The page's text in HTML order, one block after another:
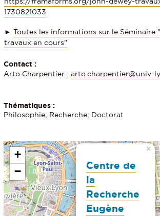
1730821033
►Toutes les informations sur le Séminaire
travaux en cours"
Contact :
Arto Charpentier : arto.charpentier@univ-
Thématiques :
Philosophie; Recherche; Doctorat
Centre de
la
Recherche
Eugène
×
+
−